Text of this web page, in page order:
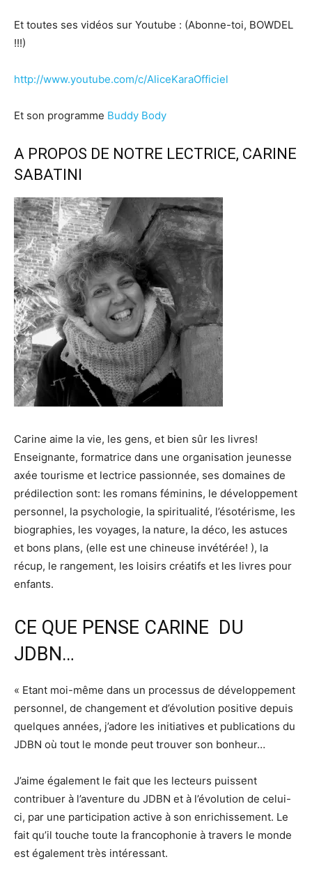
Et toutes ses vidéos sur Youtube : (Abonne-toi, BOWDEL
!!!)
http://www.youtube.com/c/AliceKaraOfficiel
Et son programme Buddy Body
A PROPOS DE NOTRE LECTRICE, CARINE
SABATINI
Carine aime la vie, les gens, et bien sûr les livres!
Enseignante, formatrice dans une organisation jeunesse
axée tourisme et lectrice passionnée, ses domaines de
prédilection sont: les romans féminins, le développement
personnel, la psychologie, la spiritualité, l’ésotérisme, les
biographies, les voyages, la nature, la déco, les astuces
et bons plans, (elle est une chineuse invétérée! ), la
récup, le rangement, les loisirs créatifs et les livres pour
enfants.
CE QUE PENSE CARINE DU
JDBN…
« Etant moi-même dans un processus de développement
personnel, de changement et d’évolution positive depuis
quelques années, j’adore les initiatives et publications du
JDBN où tout le monde peut trouver son bonheur…
J’aime également le fait que les lecteurs puissent
contribuer à l’aventure du JDBN et à l’évolution de celui-
ci, par une participation active à son enrichissement. Le
fait qu’il touche toute la francophonie à travers le monde
est également très intéressant.